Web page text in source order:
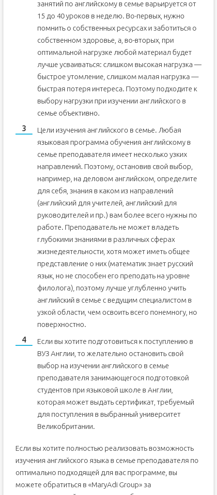
занятий по английскому в семье варьируется от
15 до 40 уроков в неделю. Во-первых, нужно
помнить о собственных ресурсах и заботиться о
собственном здоровье, а, во-вторых, при
оптимальной нагрузке любой материал будет
лучше усваиваться: слишком высокая нагрузка —
быстрое утомление, слишком малая нагрузка —
быстрая потеря интереса. Поэтому подходите к
выбору нагрузки при изучении английского в
семье объективно.
Цели изучения английского в семье. Любая
языковая программа обучения английскому в
семье преподавателя имеет несколько узких
направлений. Поэтому, остановив свой выбор,
например, на деловом английском, определите
для себя, знания в каком из направлений
(английский для учителей, английский для
руководителей и пр.) вам более всего нужны по
работе. Преподаватель не может владеть
глубокими знаниями в различных сферах
жизнедеятельности, хотя может иметь общее
представление о них (математик знает русский
язык, но не способен его преподать на уровне
филолога), поэтому лучше углубленно учить
английский в семье с ведущим специалистом в
узкой области, чем освоить всего понемногу, но
поверхностно.
Если вы хотите подготовиться к поступлению в
ВУЗ Англии, то желательно остановить свой
выбор на изучении английского в семье
преподавателя занимающегося подготовкой
студентов при языковой школе в Англии,
которая может выдать сертификат, требуемый
для поступления в выбранный университет
Великобритании.
Если вы хотите полностью реализовать возможность
изучения английского языка в семье преподавателя по
оптимально подходящей для вас программе, вы
можете обратиться в «MaryAdi Group» за